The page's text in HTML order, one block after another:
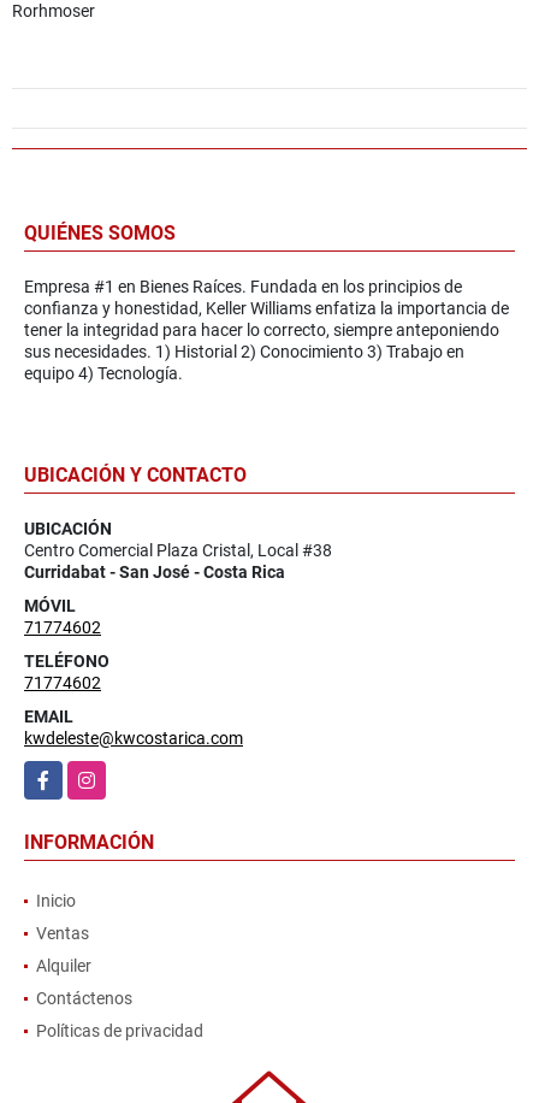
Rorhmoser
QUIÉNES SOMOS
Empresa #1 en Bienes Raíces. Fundada en los principios de
confianza y honestidad, Keller Williams enfatiza la importancia de
tener la integridad para hacer lo correcto, siempre anteponiendo
sus necesidades. 1) Historial 2) Conocimiento 3) Trabajo en
equipo 4) Tecnología.
UBICACIÓN Y CONTACTO
UBICACIÓN
Centro Comercial Plaza Cristal, Local #38
Curridabat - San José - Costa Rica
MÓVIL
71774602
TELÉFONO
71774602
EMAIL
kwdeleste@kwcostarica.com
FacebookInstagram
INFORMACIÓN
Inicio
Ventas
Alquiler
Contáctenos
Políticas de privacidad